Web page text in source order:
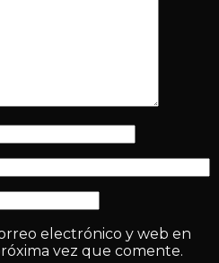
electrónico y web en
vez que comente.